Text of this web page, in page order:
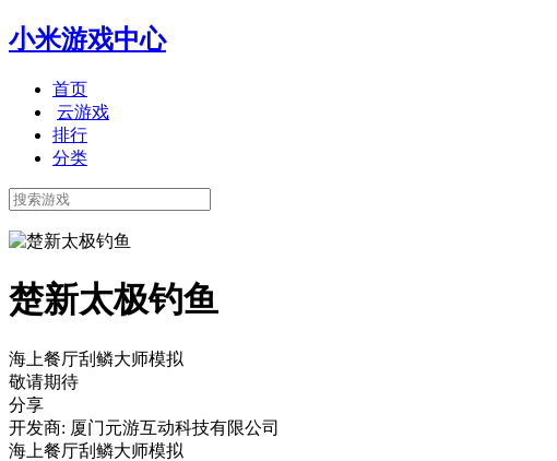
小米游戏中心
首页
云游戏
排行
分类
楚新太极钓鱼
海上餐厅刮鳞大师模拟
敬请期待
分享
开发商: 厦门元游互动科技有限公司
海上餐厅刮鳞大师模拟